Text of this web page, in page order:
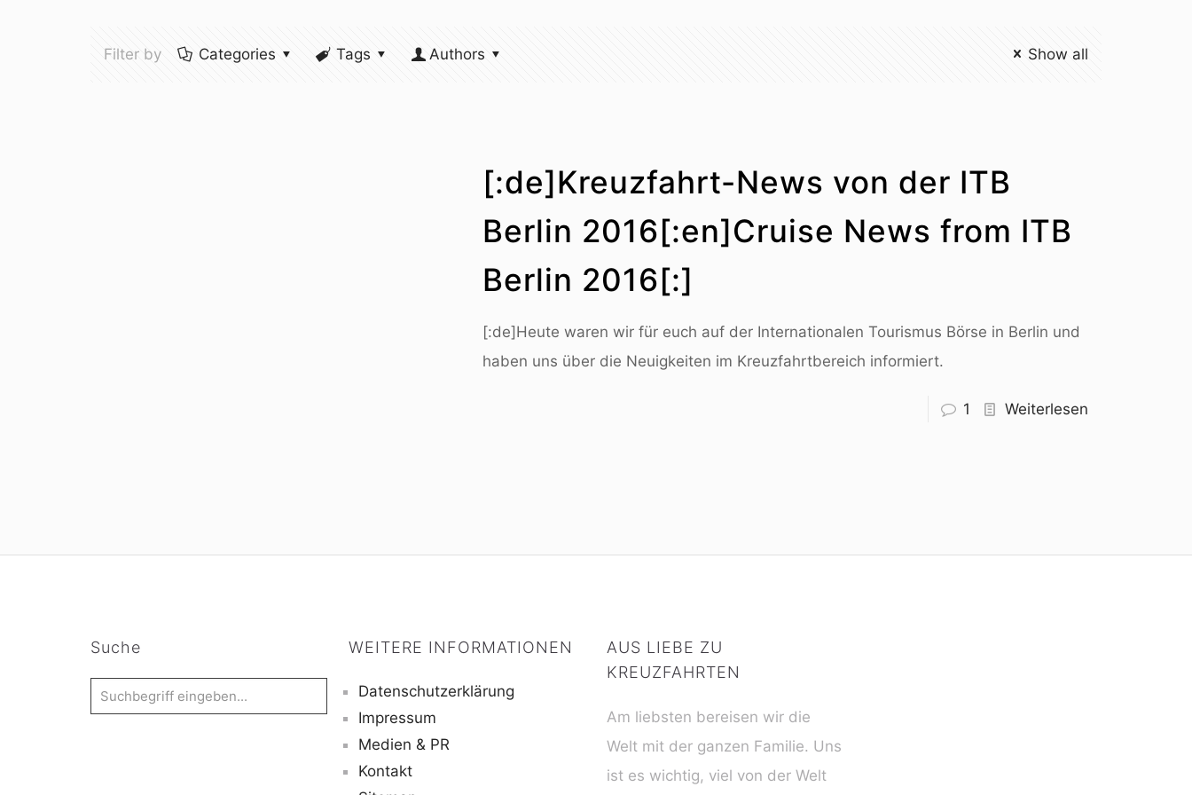
Filter by Categories Tags Authors Show all
[:de]Kreuzfahrt-News von der ITB
Berlin 2016[:en]Cruise News from ITB
Berlin 2016[:]
[:de]Heute waren wir für euch auf der Internationalen Tourismus Börse in Berlin und
haben uns über die Neuigkeiten im Kreuzfahrtbereich informiert.
1 Weiterlesen
Suche WEITERE INFORMATIONEN
Datenschutzerklärung
Impressum
Medien & PR
Kontakt
AUS LIEBE ZU
KREUZFAHRTEN
Am liebsten bereisen wir die
Welt mit der ganzen Familie. Uns
ist es wichtig, viel von der Welt